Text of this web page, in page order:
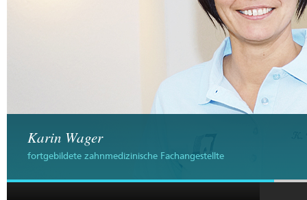
Robert Scheuerer
Behandelnder Zahnarzt
Svenja Schneeberger
fortgebildete zahnmedizinische Fachangestellte (z.Zt. im
Christina Meyr
fortgebildete zahnmedizinische Fachangestellte
Veronika Färber
fortgebildete zahnmedizinische Fachangestellte
Anita Färber-Rosenwirth
fortgebildete zahnmedizinische Fachangestellte
Karin Wager
fortgebildete zahnmedizinische Fachangestellte
Franziska Jörg
zahnmedizinische Fachangestellte
Alisa Vogel
Auszubildende
Die Rezeption
Unser Wartezimmer
hell und freundlich ausgestattet mit LCD-Bildschirm,
Behandlungsraum I
Behandlungsraum II
Behandlungsraum III